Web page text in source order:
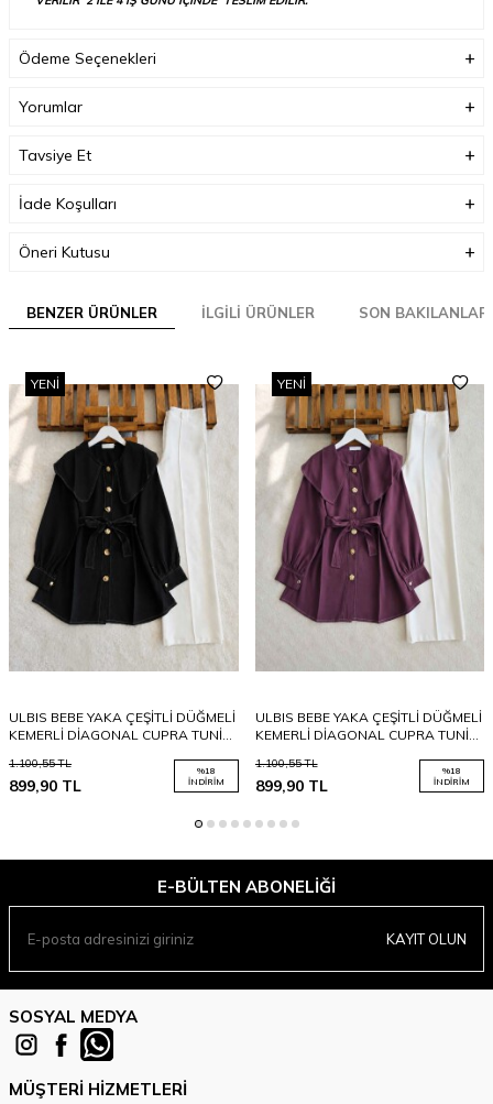
Ödeme Seçenekleri
Yorumlar
Tavsiye Et
İade Koşulları
Öneri Kutusu
BENZER ÜRÜNLER İLGILI ÜRÜNLER SON BAKILANLAR
YENI
ULBIS BEBE YAKA ÇEŞİTLİ DÜĞMELİ
KEMERLİ DİAGONAL CUPRA TUNİK
1.100,55TL
899,90 TL
%18
İNDIRIM
YENI
ULBIS BEBE YAKA ÇEŞİTLİ DÜĞMELİ
KEMERLİ DİAGONAL CUPRA TUNİK
1.100,55TL
899,90TL
%18
İNDIRIM
E-BÜLTEN ABONELIĞI
KAYIT OLUN
SOSYAL MEDYA
MÜŞTERI HIZMETLERI